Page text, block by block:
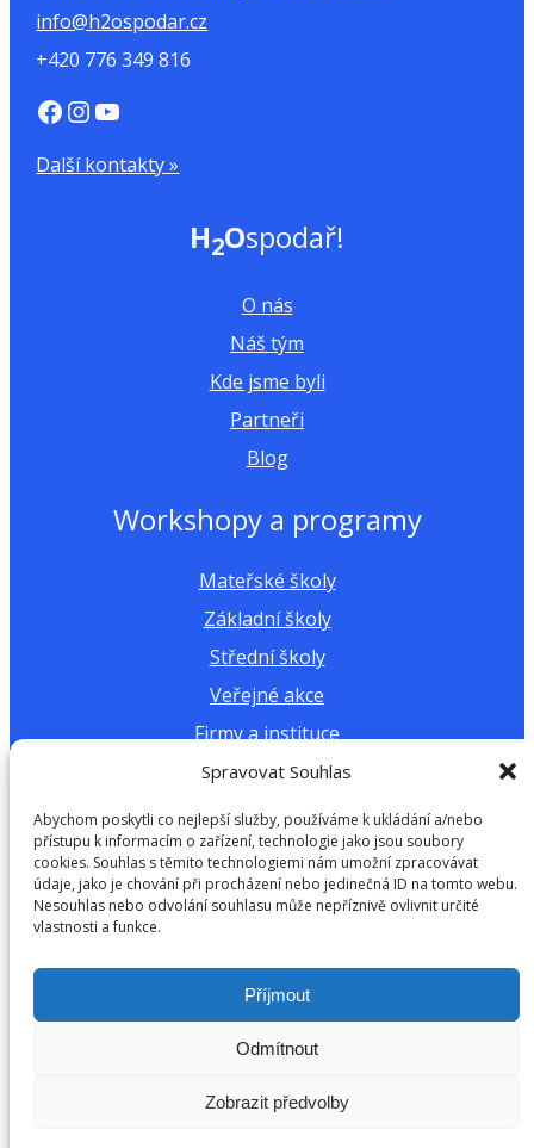
Spravovat Souhlas
Abychom poskytli co nejlepší služby, používáme k ukládání a/nebo
přístupu k informacím o zařízení, technologie jako jsou soubory
cookies. Souhlas s těmito technologiemi nám umožní zpracovávat
údaje, jako je chování při procházení nebo jedinečná ID na tomto webu.
Nesouhlas nebo odvolání souhlasu může nepříznivě ovlivnit určité
vlastnosti a funkce.
Příjmout
Odmítnout
Zobrazit předvolby
info@h2ospodar.cz
+420 776 349 816
https://www.facebook.com/H2Ospodar InstagramYouTube
Další kontakty »
H2Ospodař!
O nás
Náš tým
Kde jsme byli
Partneři
Blog
Workshopy a programy
Mateřské školy
Základní školy
Střední školy
Veřejné akce
Firmy a instituce
Další materiály a dokumenty
Výukové materiály
Kalkulačka vodní stopy
Copyright © 2026 H2Ospodař z.s. | Všechna práva
vyhrazena